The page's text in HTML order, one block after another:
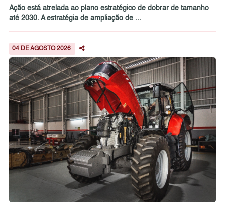
Ação está atrelada ao plano estratégico de dobrar de tamanho
até 2030. A estratégia de ampliação de ...
04 DE AGOSTO 2026